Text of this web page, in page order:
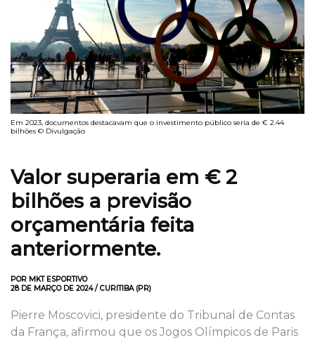
Em 2023, documentos destacavam que o investimento público seria de € 2.44
bilhões © Divulgação
Valor superaria em € 2
bilhões a previsão
orçamentária feita
anteriormente.
POR MKT ESPORTIVO
28 DE MARÇO DE 2024 / CURITIBA (PR)
Pierre Moscovici, presidente do Tribunal de Contas
da França, afirmou que os Jogos Olímpicos de Paris